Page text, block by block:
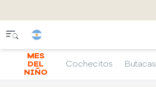
MES
DEL
NIÑO
Cochecitos Butacas